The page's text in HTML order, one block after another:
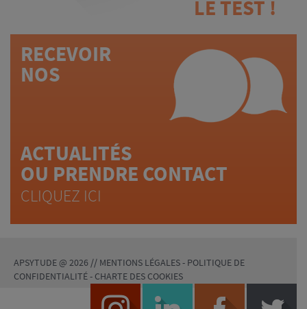
LE TEST !
RECEVOIR
NOS
ACTUALITÉS
OU PRENDRE CONTACT
CLIQUEZ ICI
APSYTUDE @ 2026 // MENTIONS LÉGALES- POLITIQUE DE
CONFIDENTIALITÉ- CHARTE DES COOKIES